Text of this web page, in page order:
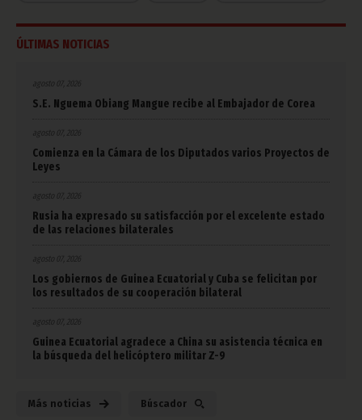
ÚLTIMAS NOTICIAS
agosto 07, 2026
S.E. Nguema Obiang Mangue recibe al Embajador de Corea
agosto 07, 2026
Comienza en la Cámara de los Diputados varios Proyectos de
Leyes
agosto 07, 2026
Rusia ha expresado su satisfacción por el excelente estado
de las relaciones bilaterales
agosto 07, 2026
Los gobiernos de Guinea Ecuatorial y Cuba se felicitan por
los resultados de su cooperación bilateral
agosto 07, 2026
Guinea Ecuatorial agradece a China su asistencia técnica en
la búsqueda del helicóptero militar Z-9
Más noticias Búscador